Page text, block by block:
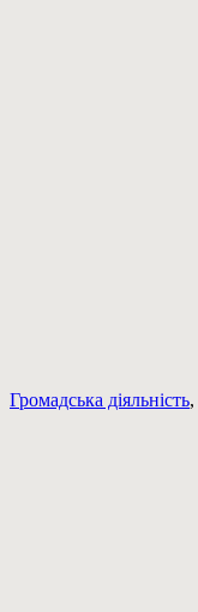
Громадська діяльність,